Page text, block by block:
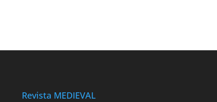
Revista MEDIEVAL